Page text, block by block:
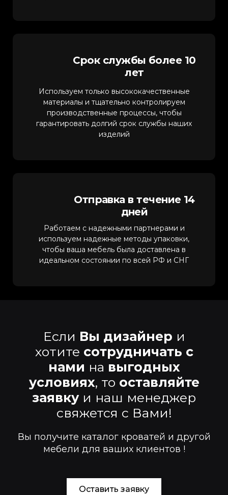
Срок службы более 10
лет
Используем только высококачественные
материалы и тщательно контролируем
производственные процессы, чтобы
гарантировать долгий срок службы наших
изделий
Отправка в течение 14
дней
Работаем с надежными партнерами и
используем надежные методы упаковки,
чтобы ваша мебель была доставлена в
идеальном состоянии по всей РФ и СНГ
Если Вы дизайнер и
хотите сотрудничать с
нами на выгодных
условиях, то оставляйте
заявкуи наш менеджер
свяжется с Вами!
Вы получите каталог кроватей и другой
мебели для ваших клиентов !
Оставить заявку